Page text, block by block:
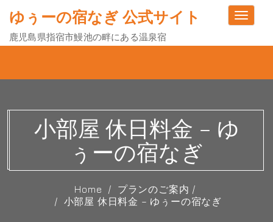
Toggle
ゆぅーの宿なぎ 公式サイト
鹿児島県指宿市鰻池の畔にある温泉宿
小部屋 休日料金 – ゆ
ぅーの宿なぎ
Home
プランのご案内 /
小部屋 休日料金 – ゆぅーの宿なぎ